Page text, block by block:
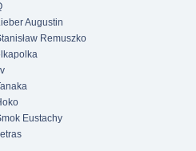
Augustin
Remuszko
Eustachy